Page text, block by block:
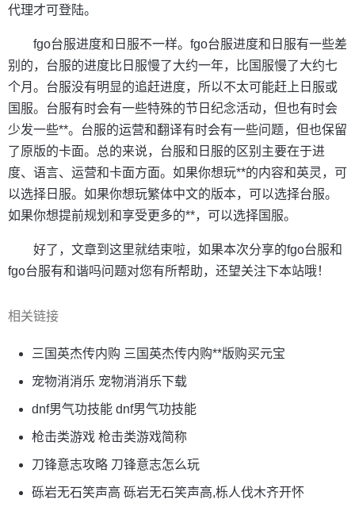
代理才可登陆。
fgo台服进度和日服不一样。fgo台服进度和日服有一些差
别的，台服的进度比日服慢了大约一年，比国服慢了大约七
个月。台服没有明显的追赶进度，所以不太可能赶上日服或
国服。台服有时会有一些特殊的节日纪念活动，但也有时会
少发一些**。台服的运营和翻译有时会有一些问题，但也保留
了原版的卡面。总的来说，台服和日服的区别主要在于进
度、语言、运营和卡面方面。如果你想玩**的内容和英灵，可
以选择日服。如果你想玩繁体中文的版本，可以选择台服。
如果你想提前规划和享受更多的**，可以选择国服。
好了，文章到这里就结束啦，如果本次分享的fgo台服和
fgo台服有和谐吗问题对您有所帮助，还望关注下本站哦！
相关链接
三国英杰传内购 三国英杰传内购**版购买元宝
宠物消消乐 宠物消消乐下载
dnf男气功技能 dnf男气功技能
枪击类游戏 枪击类游戏简称
刀锋意志攻略 刀锋意志怎么玩
砾岩无石笑声高 砾岩无石笑声高,栎人伐木齐开怀